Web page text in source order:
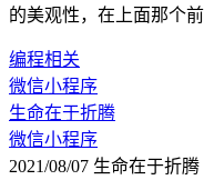
的美观性，在上面那个
编程相关
微信小程序
生命在于折腾
微信小程序
2021/08/07 生命在于折腾